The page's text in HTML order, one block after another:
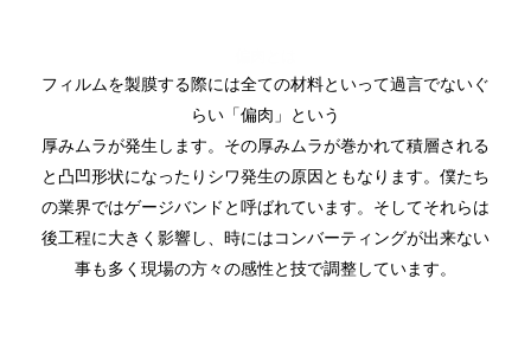
フィルムを製膜する際には全ての材料といって過言でないぐ
らい「偏肉」という
厚みムラが発生します。その厚みムラが巻かれて積層される
と凸凹形状になったりシワ発生の原因ともなります。僕たち
の業界ではゲージバンドと呼ばれています。そしてそれらは
後工程に大きく影響し、時にはコンバーティングが出来ない
事も多く現場の方々の感性と技で調整しています。